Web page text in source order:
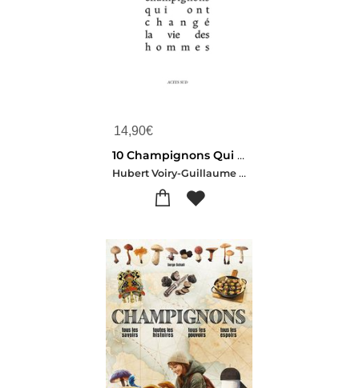
14,90€
10 Champignons Qui Ont Change La Vie Des Hommes
Hubert Voiry-Guillaume Reynard